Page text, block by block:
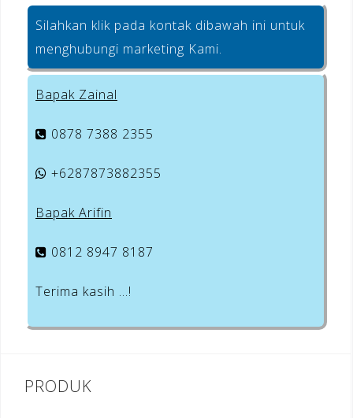
Silahkan klik pada kontak dibawah ini untuk
menghubungi marketing Kami.
Bapak Zainal
0878 7388 2355
+6287873882355
Bapak Arifin
0812 8947 8187
Terima kasih …!
PRODUK